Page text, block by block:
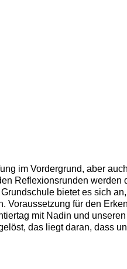
im Vordergrund, aber
Reflexionsrunden werden
bietet es sich
Voraussetzung für den
mit Nadin und
das liegt daran, dass